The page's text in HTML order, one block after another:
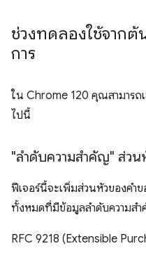
ช่วงทดลองใช้จากต้
การ
ใน Chrome 120 คุณสามารถ
ไปนี้
"ลำดับความสำคัญ" ส่วน
ฟีเจอร์นี้จะเพิ่มส่วนหัวของคำข
ทั้งหมดที่มีข้อมูลลำดับความสำ
RFC 9218 (Extensible